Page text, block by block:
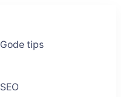
Gode tips
SEO